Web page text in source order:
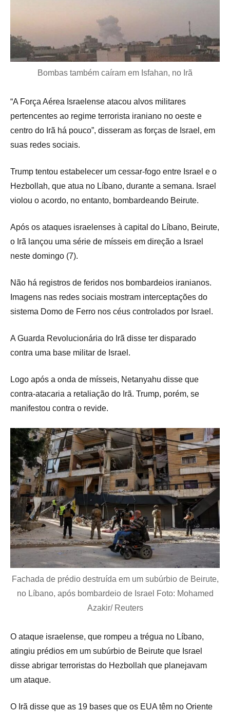
Bombas também caíram em Isfahan, no Irã
“A Força Aérea Israelense atacou alvos militares
pertencentes ao regime terrorista iraniano no oeste e
centro do Irã há pouco”, disseram as forças de Israel, em
suas redes sociais.
Trump tentou estabelecer um cessar-fogo entre Israel e o
Hezbollah, que atua no Líbano, durante a semana. Israel
violou o acordo, no entanto, bombardeando Beirute.
Após os ataques israelenses à capital do Líbano, Beirute,
o Irã lançou uma série de mísseis em direção a Israel
neste domingo (7).
Não há registros de feridos nos bombardeios iranianos.
Imagens nas redes sociais mostram interceptações do
sistema Domo de Ferro nos céus controlados por Israel.
A Guarda Revolucionária do Irã disse ter disparado
contra uma base militar de Israel.
Logo após a onda de mísseis, Netanyahu disse que
contra-atacaria a retaliação do Irã. Trump, porém, se
manifestou contra o revide.
Fachada de prédio destruída em um subúrbio de Beirute,
no Líbano, após bombardeio de Israel Foto: Mohamed
Azakir/ Reuters
O ataque israelense, que rompeu a trégua no Líbano,
atingiu prédios em um subúrbio de Beirute que Israel
disse abrigar terroristas do Hezbollah que planejavam
um ataque.
O Irã disse que as 19 bases que os EUA têm no Oriente